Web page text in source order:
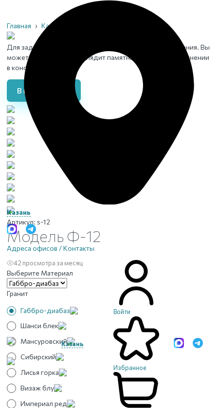
Казань
Адреса офисов / Контакты
Казань
Войти
Избранное
Главная › Каталог Модель Ф-12
Для заданного материала нет подходящего изображения. Вы
можете увидеть, как выглядит памятник в данном исполнении
в конструкторе
В конструктор
Артикул: s-12
Модель Ф-12
42 просмотра за месяц
Выберите Материал
Гранит
Габбро-диабаз
Шанси блек
Мансуровский
Сибирский
Лисья горка
Визаж блу
Империал ред